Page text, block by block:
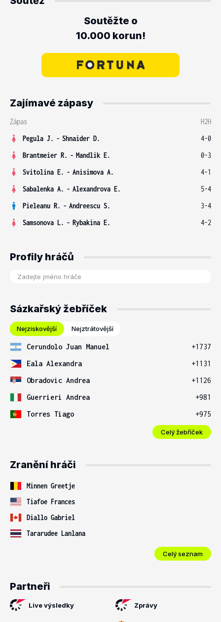
Soutěžte o
10.000 korun!
Zajímavé zápasy
Zápas
H2H
Pegula J. - Shnaider D.
4-0
Brantmeier R. - Mandlik E.
0-3
Svitolina E. - Anisimova A.
4-1
Sabalenka A. - Alexandrova E.
5-4
Pieleanu R. - Andreescu S.
3-4
Samsonova L. - Rybakina E. 4-2
Profily hráčů
Sázkařský žebříček
Nejziskovější Nejztrátovější
Cerundolo Juan Manuel
+1737
Eala Alexandra
+1131
Obradovic Andrea
+1126
Guerrieri Andrea
+981
Torres Tiago
+975
Celý žebříček
Zranění hráči
Minnen Greetje
Tiafoe Frances
Diallo Gabriel
Tararudee Lanlana
Celý seznam
Partneři
Live výsledky Zprávy